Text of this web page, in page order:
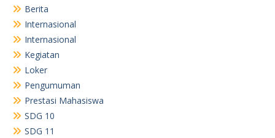
Berita
Internasional
Internasional
Kegiatan
Loker
Pengumuman
Prestasi Mahasiswa
SDG 10
SDG 11